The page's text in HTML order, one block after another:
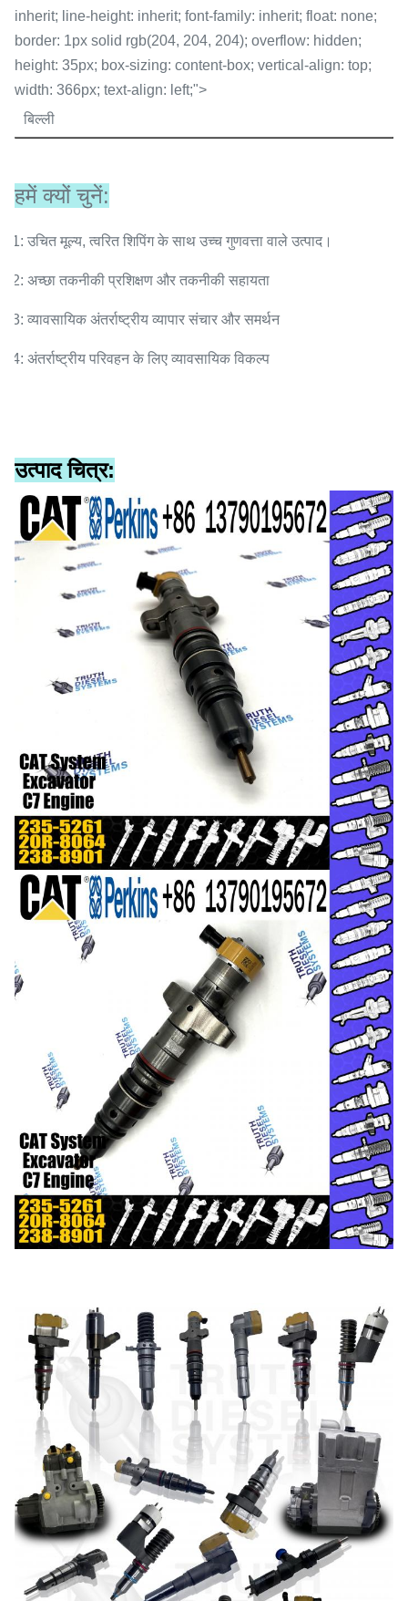
inherit; line-height: inherit; font-family: inherit; float: none;
border: 1px solid rgb(204, 204, 204); overflow: hidden;
height: 35px; box-sizing: content-box; vertical-align: top;
width: 366px; text-align: left;">
बिल्ली
हमें क्यों चुनें:
1: उचित मूल्य, त्वरित शिपिंग के साथ उच्च गुणवत्ता वाले उत्पाद।
2: अच्छा तकनीकी प्रशिक्षण और तकनीकी सहायता
3: व्यावसायिक अंतर्राष्ट्रीय व्यापार संचार और समर्थन
4: अंतर्राष्ट्रीय परिवहन के लिए व्यावसायिक विकल्प
उत्पाद चित्र: